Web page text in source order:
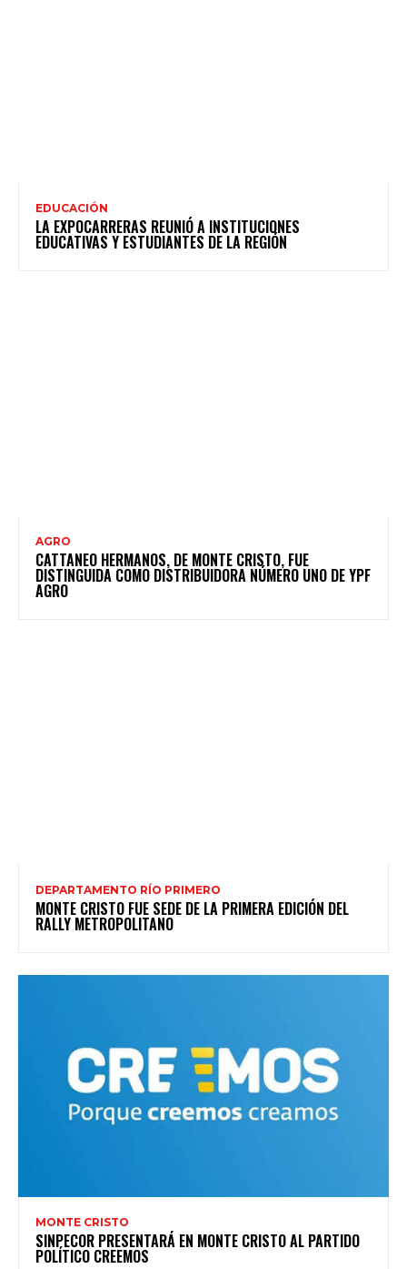
EDUCACIÓN
LA EXPOCARRERAS REUNIÓ A INSTITUCIONES
EDUCATIVAS Y ESTUDIANTES DE LA REGIÓN
AGRO
CATTANEO HERMANOS, DE MONTE CRISTO, FUE
DISTINGUIDA COMO DISTRIBUIDORA NÚMERO UNO DE YPF
AGRO
DEPARTAMENTO RÍO PRIMERO
MONTE CRISTO FUE SEDE DE LA PRIMERA EDICIÓN DEL
RALLY METROPOLITANO
MONTE CRISTO
SINPECOR PRESENTARÁ EN MONTE CRISTO AL PARTIDO
POLÍTICO CREEMOS